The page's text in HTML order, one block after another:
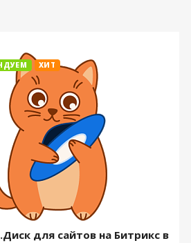
ХИТ
для сайтов на Битрикс в